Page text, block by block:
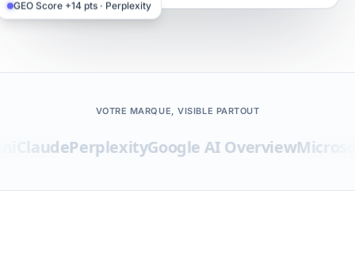
GEO Score +14 pts · Perplexity
VOTRE MARQUE, VISIBLE PARTOUT
PerplexityGoogle AI OverviewMicrosoft